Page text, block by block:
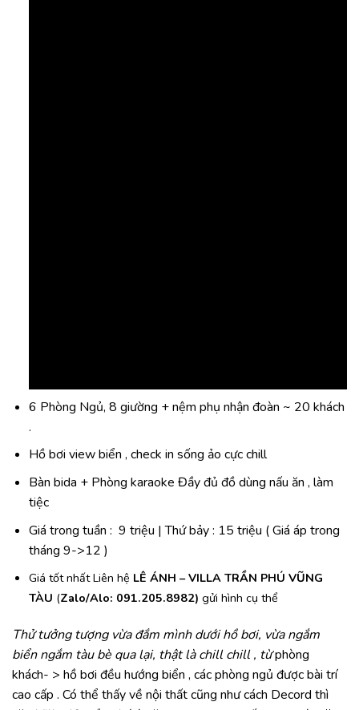
6 Phòng Ngủ, 8 giường + nệm phụ nhận đoàn ~ 20 khách
.
Hồ bơi view biển , check in sống ảo cực chill
Bàn bida + Phòng karaoke Đầy đủ đồ dùng nấu ăn , làm
tiệc
Giá trong tuần : 9 triệu | Thứ bảy : 15 triệu ( Giá áp trong
tháng 9->12 )
Giá tốt nhất Liên hệ LÊ ÁNH – VILLA TRẦN PHÚ VŨNG
TÀU (Zalo/Alo: 091.205.8982) gửi hình cụ thể
Thử tưởng tượng vừa đắm mình dưới hồ bơi, vừa ngắm
biển ngắm tàu bè qua lại, thật là chill chill , từphòng
khách- > hồ bơi đều hướng biển , các phòng ngủ được bài trí
cao cấp . Có thể thấy về nội thất cũng như cách Decord thì